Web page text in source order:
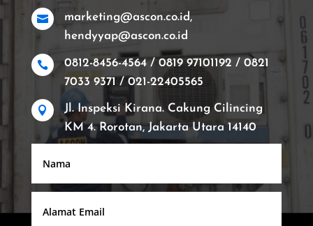

marketing@ascon.co.id,
hendyyap@ascon.co.id

0812-8456-4564 / 0819 97101192 / 0821
7033 9371 / 021-22405565

Jl. Inspeksi Kirana. Cakung Cilincing
KM 4. Rorotan, Jakarta Utara 14140